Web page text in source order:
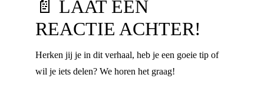
📄 LAAT EEN
REACTIE ACHTER!
Herken jij je in dit verhaal, heb je een goeie tip of
wil je iets delen? We horen het graag!